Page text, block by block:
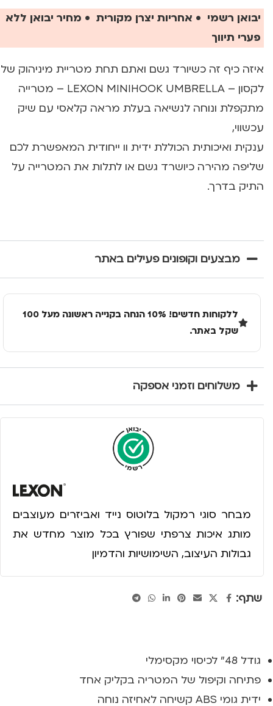
יבואן רשמי • אחריות יצרן מקורית • מחיר יבואן ללא
פערי תיווך
איזה כיף זה כשיורד גשם ואתם תחת מטריית מיניהוק של
לקסון – LEXON MINIHOOK UMBRELLA – מטרייה
מתקפלת ונוחה לנשיאה בעלת מראה קלאסי עם שיק
עכשווי,
ענקית ואיכותית הכוללת ידית וו ייחודית המאפשרת לכם
שליפה מהירה כיושרד גשם או לתלות את המטרייה על
התיק בדרך.
מבצעים וקופונים פעילים באתר
ללקוחות חדשים! 10% הנחה בקנייה ראשונה מעל 100
שקל באתר.
משלוחים וזמני אספקה
מבחר סוגי רמקול בלוטוס נייד ואביזרים מעוצבים
מותג איכות צרפתי שפורץ בכל מוצר מחדש את
גבולות העיצוב, השימושיות והדמיון
שתף:
גודל 48" לכיסוי מקסימלי
פתיחה וקיפול של המטריה בקליק אחד
ידית גומי ABS קשיחה לאחיזה נוחה